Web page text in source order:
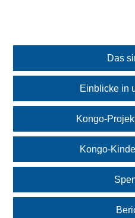
Das
Einblicke in
Kongo-
Kongo-